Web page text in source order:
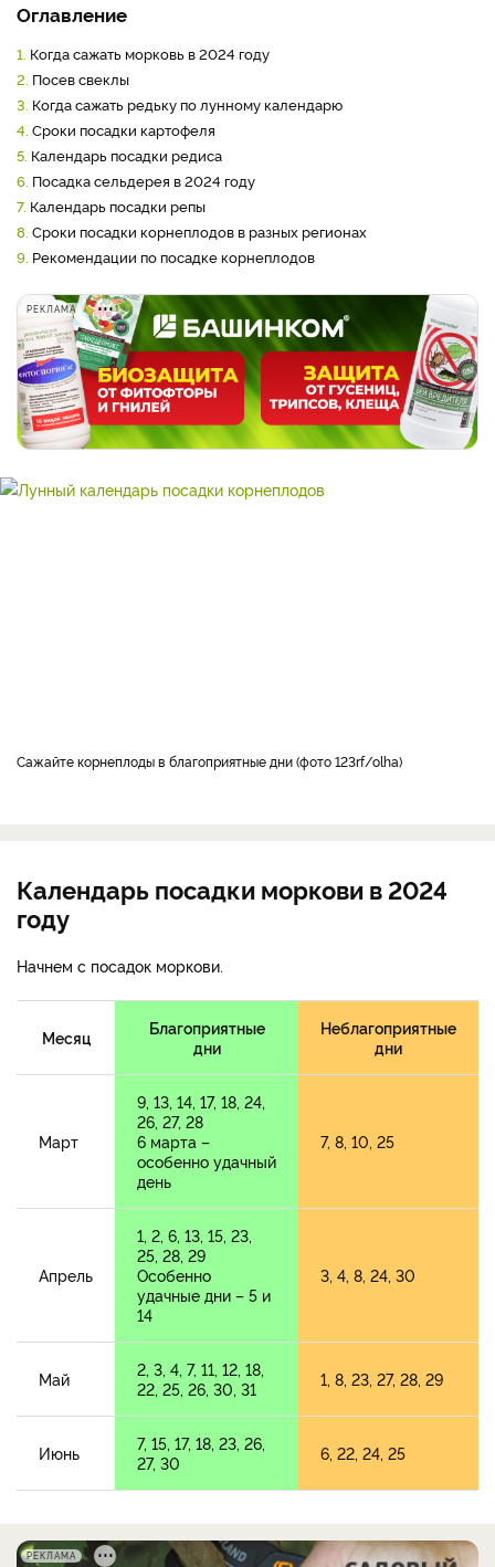
Оглавление
1. Когда сажать морковь в 2024 году
2. Посев свеклы
3. Когда сажать редьку по лунному календарю
4. Сроки посадки картофеля
5. Календарь посадки редиса
6. Посадка сельдерея в 2024 году
7. Календарь посадки репы
8. Сроки посадки корнеплодов в разных регионах
9. Рекомендации по посадке корнеплодов
РЕКЛАМА
Сажайте корнеплоды в благоприятные дни (фото 123rf/olha)
Календарь посадки моркови в 2024
году
Начнем с посадок моркови.
Месяц
Благоприятные
дни
Неблагоприятные
дни
Март
9, 13, 14, 17, 18, 24,
26, 27, 28
6 марта –
особенно удачный
день
7, 8, 10, 25
Апрель
1, 2, 6, 13, 15, 23,
25, 28, 29
Особенно
удачные дни – 5 и
14
3, 4, 8, 24, 30
Май
2, 3, 4, 7, 11, 12, 18,
22, 25, 26, 30, 31
1, 8, 23, 27, 28, 29
Июнь
7, 15, 17, 18, 23, 26,
27, 30
6, 22, 24, 25
РЕКЛАМА